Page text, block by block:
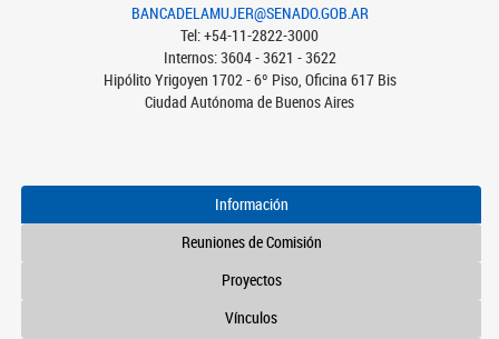
BANCADELAMUJER@SENADO.GOB.AR
Tel: +54-11-2822-3000
Internos: 3604 - 3621 - 3622
Hipólito Yrigoyen 1702 - 6º Piso, Oficina 617 Bis
Ciudad Autónoma de Buenos Aires
Información
Reuniones de Comisión
Proyectos
Vínculos